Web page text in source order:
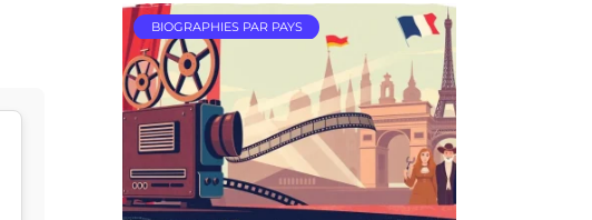
BIOGRAPHIES PAR PAYS